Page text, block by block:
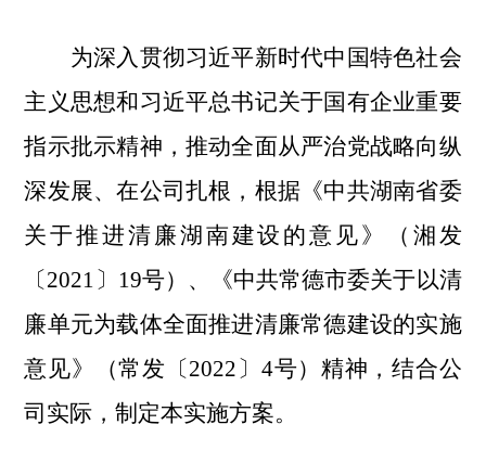
为深入贯彻习近平新时代中国特色社会
主义思想和习近平总书记关于国有企业重要
指示批示精神，推动全面从严治党战略向纵
深发展、在公司扎根，根据《中共湖南省委
关于推进清廉湖南建设的意见》（湘发
〔2021〕19号）、《中共常德市委关于以清
廉单元为载体全面推进清廉常德建设的实施
意见》（常发〔2022〕4号）精神，结合公
司实际，制定本实施方案。